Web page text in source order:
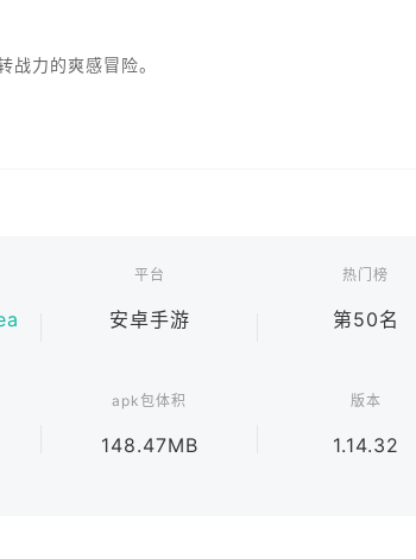
战力的爽感冒险。
平台
安卓手游
热门榜
第50名
apk包体积
148.47MB
版本
1.14.32